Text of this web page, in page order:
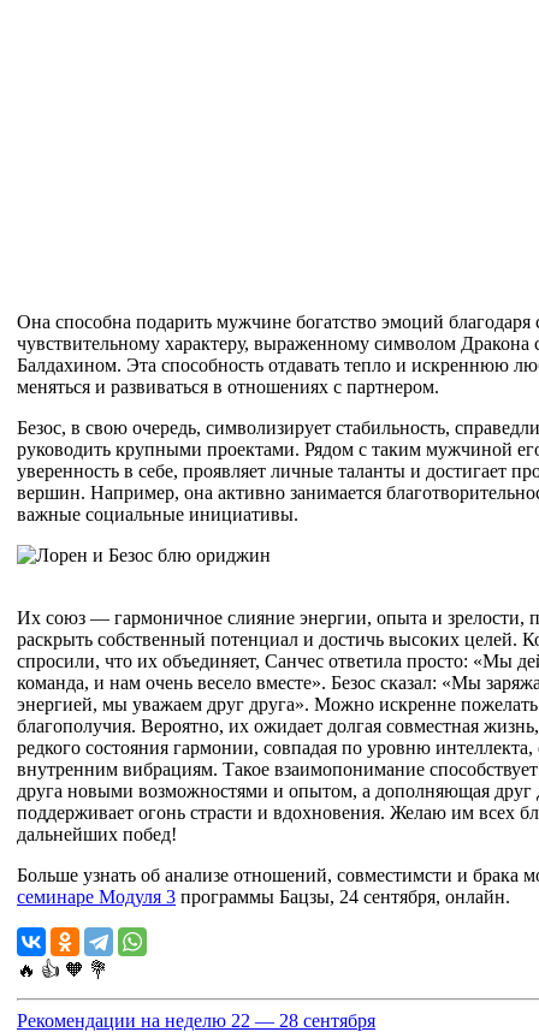
Она способна подарить мужчине богатство эмоций благодаря
чувствительному характеру, выраженному символом
Балдахином. Эта способность отдавать тепло и искреннюю
меняться и развиваться в отношениях с партнером.
Безос, в свою очередь, символизирует стабильность,
руководить крупными проектами. Рядом с таким мужчиной
уверенность в себе, проявляет личные таланты и достигает
вершин. Например, она активно занимается
важные социальные инициативы.
Их союз — гармоничное слияние энергии, опыта и зрелости,
раскрыть собственный потенциал и достичь высоких целей.
спросили, что их объединяет, Санчес ответила просто: «Мы
команда, и нам очень весело вместе». Безос сказал: «Мы
энергией, мы уважаем друг друга». Можно искренне пожелать
благополучия. Вероятно, их ожидает долгая совместная
редкого состояния гармонии, совпадая по уровню
внутренним вибрациям. Такое взаимопонимание
друга новыми возможностями и опытом, а дополняющая друг
поддерживает огонь страсти и вдохновения. Желаю им всех
дальнейших побед!
Больше узнать об анализе отношений, совместимсти и брака
семинаре Модуля 3 программы Бацзы, 24 сентября, онлайн.
🔥 👍 🧡 💐
Рекомендации на неделю 22 — 28 сентября